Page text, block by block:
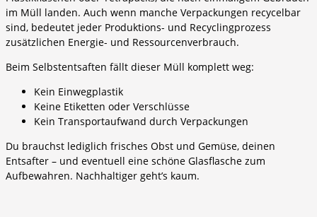
im Müll landen. Auch wenn manche Verpackungen recycelbar
sind, bedeutet jeder Produktions- und Recyclingprozess
zusätzlichen Energie- und Ressourcenverbrauch.
Beim Selbstentsaften fällt dieser Müll komplett weg:
Kein Einwegplastik
Keine Etiketten oder Verschlüsse
Kein Transportaufwand durch Verpackungen
Du brauchst lediglich frisches Obst und Gemüse, deinen
Entsafter – und eventuell eine schöne Glasflasche zum
Aufbewahren. Nachhaltiger geht’s kaum.